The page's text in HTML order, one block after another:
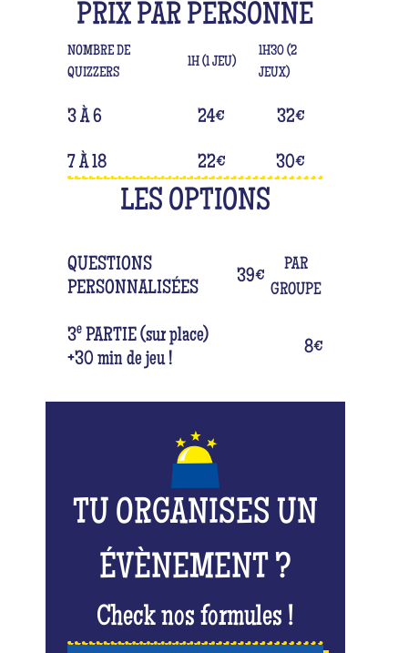
PRIX PAR PERSONNE
NOMBRE DE
QUIZZERS
1H (1 JEU)
1H30 (2
JEUX)
3 À 6 24€ 32€
7 À 18 22€ 30€
LES OPTIONS
QUESTIONS
PERSONNALISÉES
39€
PAR
GROUPE
3e PARTIE(sur place)
+30 min de jeu !
8€
TU ORGANISES UN
ÉVÈNEMENT ?
Check nos formules !